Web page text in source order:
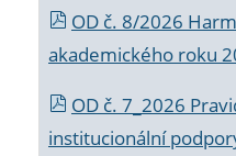
OD č. 8/2026
akademického roku
OD č. 7_2026
institucionální